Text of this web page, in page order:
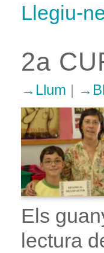
Llegiu-
2a
Llum |
Els
lectura